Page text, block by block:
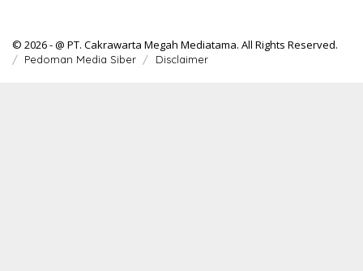
© 2026 - @ PT. Cakrawarta Megah Mediatama. All Rights Reserved.
Pedoman Media Siber Disclaimer